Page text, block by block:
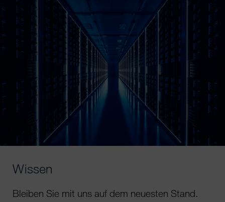
Wissen
Bleiben Sie mit uns auf dem neuesten Stand.